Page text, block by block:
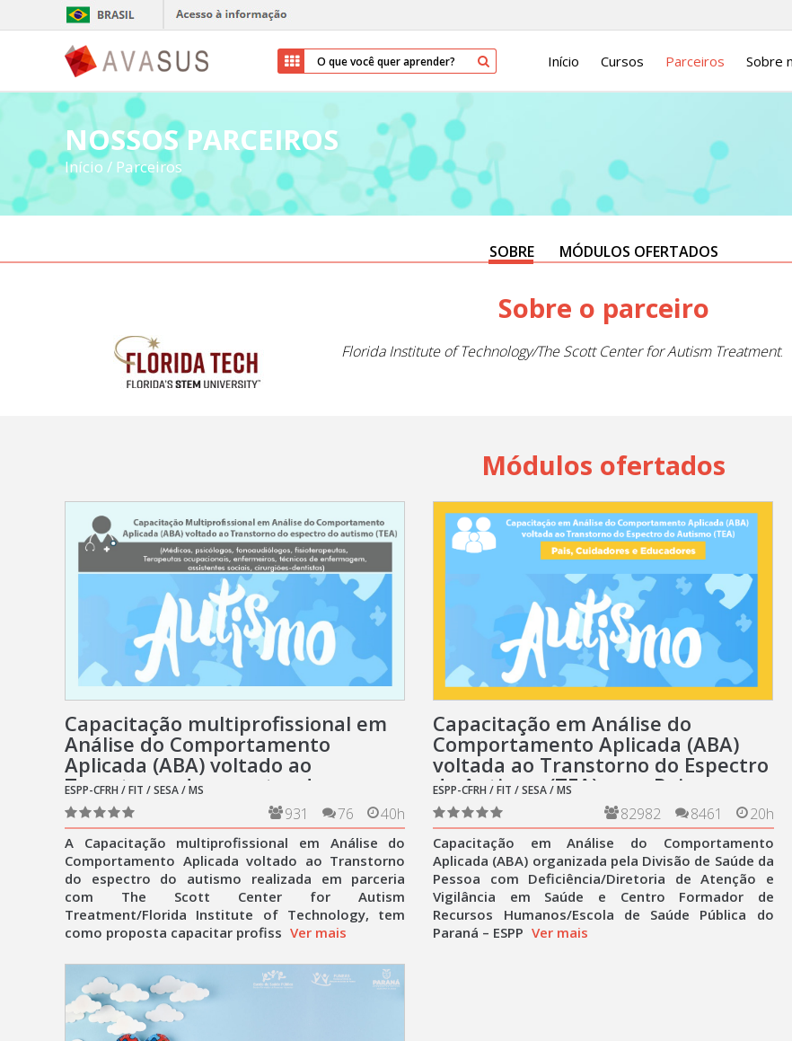
Início Cursos Parceiros Sobre
NOSSOS PARCEIROS
Início / Parceiros
SOBRE MÓDULOS OFERTADOS
Sobre o parceiro
Florida Institute of Technology/The Scott Center for Autism Treatment.
Módulos ofertados
Capacitação multiprofissional em
Análise do Comportamento
Aplicada (ABA) voltado ao
Transtorno do espectro do
autismo (TEA)
ESPP-CFRH / FIT / SESA / MS
40h
76
931
A Capacitação multiprofissional em Análise do
Comportamento Aplicada voltado ao Transtorno
do espectro do autismo realizada em parceria
com The Scott Center for Autism
Treatment/Florida Institute of Technology, tem
como proposta capacitar profiss Ver mais
Capacitação em Análise do
Comportamento Aplicada (ABA)
voltada ao Transtorno do Espectro
do Autismo (TEA) para Pais,
Cuidadores e Educadores
ESPP-CFRH / FIT / SESA / MS
20h
8461
82982
Capacitação em Análise do Comportamento
Aplicada (ABA) organizada pela Divisão de Saúde da
Pessoa com Deficiência/Diretoria de Atenção e
Vigilância em Saúde e Centro Formador de
Recursos Humanos/Escola de Saúde Pública do
Paraná – ESPP Ver mais